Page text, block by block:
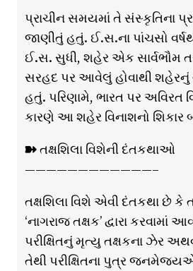
પ્રાચીન સમયમાં તે સંસ્કૃતિના
જાણીતું હતું. ઈ.સ.ના પાંચસો
ઈ.સ. સુધી, શહેર એક સાર્વભૌમ
સરહદ પર આવેલું હોવાથી શહેરનું
હતું. પરિણામે, ભારત પર
કારણે આ શહેર વિનાશનો શિકાર
➽ તક્ષશિલા વિશેની દંતકથાઓ
————————————–
તક્ષશિલા વિશે એવી દંતકથા છે કે
‘નાગરાજ તક્ષક’ દ્વારા કરવામાં
પરીક્ષિતનું મૃત્યુ તક્ષકના ઝેર
તેથી પરીક્ષિતના પુત્ર જનમેજયએ